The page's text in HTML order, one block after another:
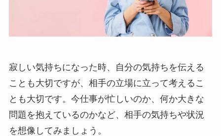
寂しい気持ちになった時、自分の気持ちを伝える
ことも大切ですが、相手の立場に立って考えるこ
とも大切です。今仕事が忙しいのか、何か大きな
問題を抱えているのかなど、相手の気持ちや状況
を想像してみましょう。